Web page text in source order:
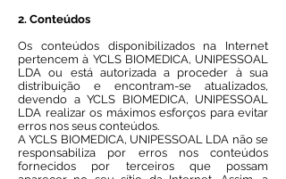
2. Conteúdos
Os conteúdos disponibilizados na Internet
pertencem à YCLS BIOMEDICA, UNIPESSOAL
LDA ou está autorizada a proceder à sua
distribuição e encontram-se atualizados,
devendo a YCLS BIOMEDICA, UNIPESSOAL
LDA realizar os máximos esforços para evitar
erros nos seus conteúdos.
A YCLS BIOMEDICA, UNIPESSOAL LDA não se
responsabiliza por erros nos conteúdos
fornecidos por terceiros que possam